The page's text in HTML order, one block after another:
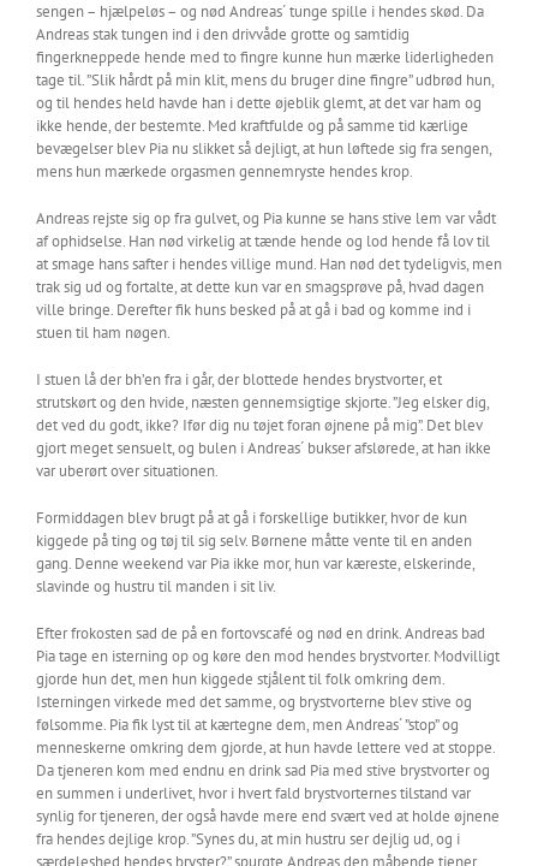
sengen – hjælpeløs – og nød Andreas´ tunge spille i hendes skød. Da
Andreas stak tungen ind i den drivvåde grotte og samtidig
fingerkneppede hende med to fingre kunne hun mærke liderligheden
tage til. ”Slik hårdt på min klit, mens du bruger dine fingre” udbrød hun,
og til hendes held havde han i dette øjeblik glemt, at det var ham og
ikke hende, der bestemte. Med kraftfulde og på samme tid kærlige
bevægelser blev Pia nu slikket så dejligt, at hun løftede sig fra sengen,
mens hun mærkede orgasmen gennemryste hendes krop.
Andreas rejste sig op fra gulvet, og Pia kunne se hans stive lem var vådt
af ophidselse. Han nød virkelig at tænde hende og lod hende få lov til
at smage hans safter i hendes villige mund. Han nød det tydeligvis, men
trak sig ud og fortalte, at dette kun var en smagsprøve på, hvad dagen
ville bringe. Derefter fik huns besked på at gå i bad og komme ind i
stuen til ham nøgen.
I stuen lå der bh’en fra i går, der blottede hendes brystvorter, et
strutskørt og den hvide, næsten gennemsigtige skjorte. ”Jeg elsker dig,
det ved du godt, ikke? Ifør dig nu tøjet foran øjnene på mig”. Det blev
gjort meget sensuelt, og bulen i Andreas´ bukser afslørede, at han ikke
var uberørt over situationen.
Formiddagen blev brugt på at gå i forskellige butikker, hvor de kun
kiggede på ting og tøj til sig selv. Børnene måtte vente til en anden
gang. Denne weekend var Pia ikke mor, hun var kæreste, elskerinde,
slavinde og hustru til manden i sit liv.
Efter frokosten sad de på en fortovscafé og nød en drink. Andreas bad
Pia tage en isterning op og køre den mod hendes brystvorter. Modvilligt
gjorde hun det, men hun kiggede stjålent til folk omkring dem.
Isterningen virkede med det samme, og brystvorterne blev stive og
følsomme. Pia fik lyst til at kærtegne dem, men Andreas´ ”stop” og
menneskerne omkring dem gjorde, at hun havde lettere ved at stoppe.
Da tjeneren kom med endnu en drink sad Pia med stive brystvorter og
en summen i underlivet, hvor i hvert fald brystvorternes tilstand var
synlig for tjeneren, der også havde mere end svært ved at holde øjnene
fra hendes dejlige krop. ”Synes du, at min hustru ser dejlig ud, og i
særdeleshed hendes bryster?” spurgte Andreas den måbende tjener.